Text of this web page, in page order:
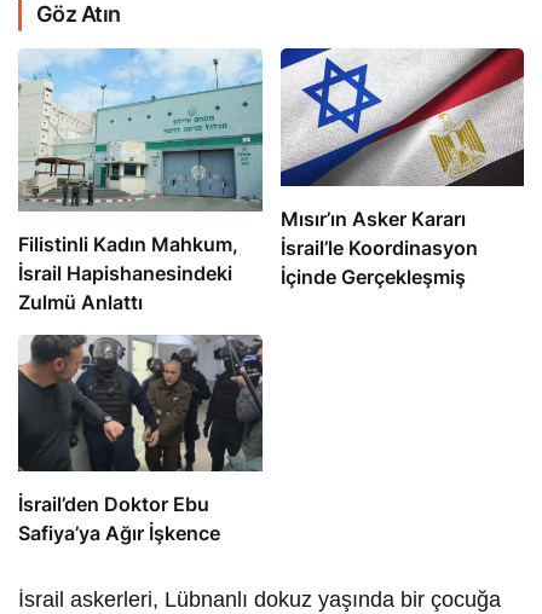
Göz Atın
Filistinli Kadın Mahkum,
İsrail Hapishanesindeki
Zulmü Anlattı
Mısır’ın Asker Kararı
İsrail’le Koordinasyon
İçinde Gerçekleşmiş
İsrail’den Doktor Ebu
Safiya’ya Ağır İşkence
İsrail askerleri, Lübnanlı dokuz yaşında bir çocuğa